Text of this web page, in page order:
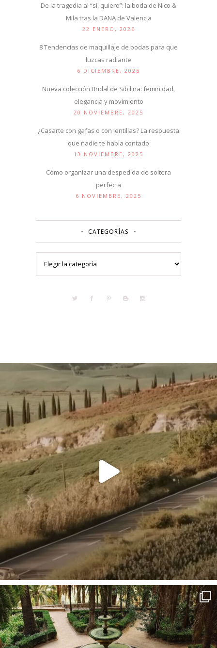
De la tragedia al “sí, quiero”: la boda de Nico &
Mila tras la DANA de Valencia
22 ENERO, 2026
8 Tendencias de maquillaje de bodas para que
luzcas radiante
6 DICIEMBRE, 2025
Nueva colección Bridal de Sibilina: feminidad,
elegancia y movimiento
20 NOVIEMBRE, 2025
¿Casarte con gafas o con lentillas? La respuesta
que nadie te había contado
13 NOVIEMBRE, 2025
Cómo organizar una despedida de soltera
perfecta
6 NOVIEMBRE, 2025
CATEGORÍAS